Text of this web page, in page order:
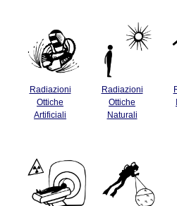
Radiazioni
Ottiche
Artificiali
Radiazioni
Ottiche
Naturali